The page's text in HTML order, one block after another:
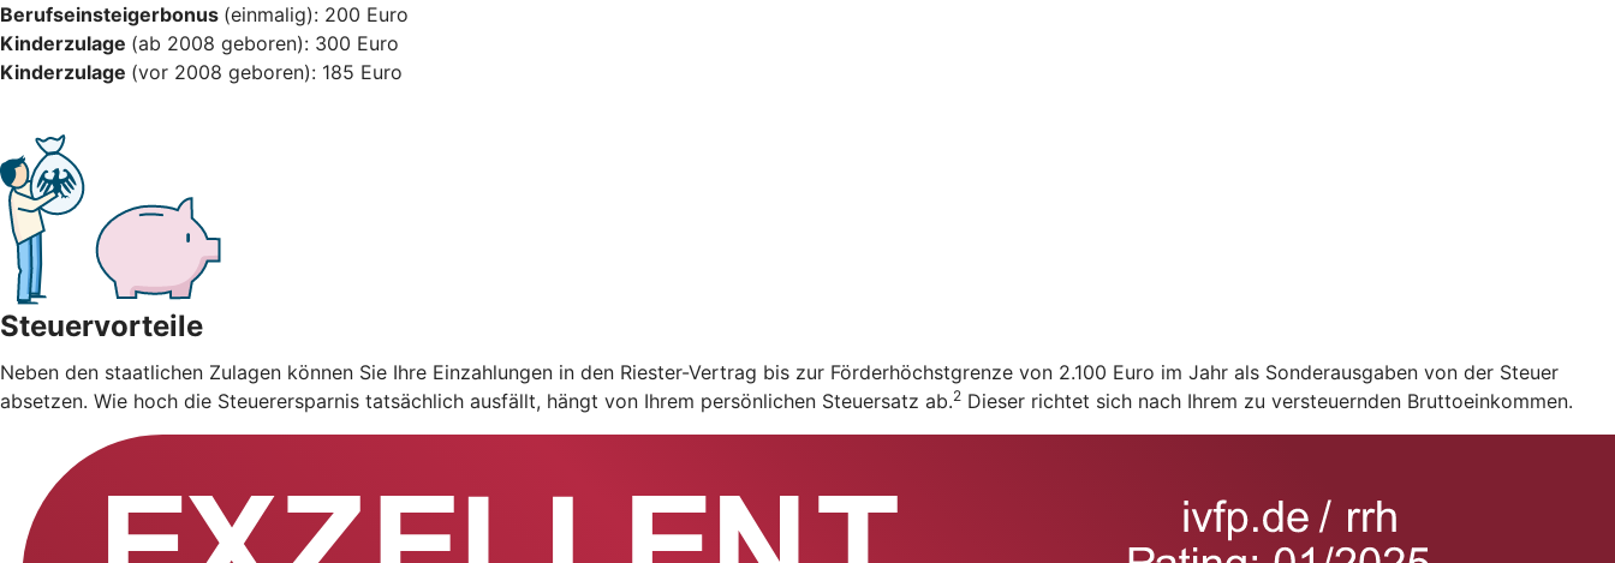
Berufseinsteigerbonus (einmalig): 200 Euro
Kinderzulage (ab 2008 geboren): 300 Euro
Kinderzulage (vor 2008 geboren): 185 Euro
Steuervorteile
Neben den staatlichen Zulagen können Sie Ihre Einzahlungen in den Riester-Vertrag bis zur Förderhöchstgrenze von 2.100 Euro im Jahr als Sonderausgaben von der Steuer
absetzen. Wie hoch die Steuerersparnis tatsächlich ausfällt, hängt von Ihrem persönlichen Steuersatz ab.2 Dieser richtet sich nach Ihrem zu versteuernden Bruttoeinkommen.